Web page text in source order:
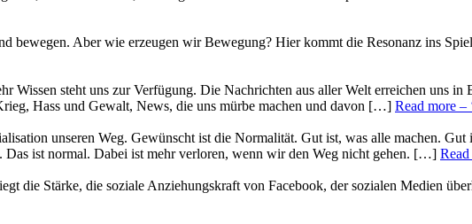
bewegen. Aber wie erzeugen wir Bewegung? Hier kommt die Resonanz ins
Wissen steht uns zur Verfügung. Die Nachrichten aus aller Welt erreichen uns in
Hass und Gewalt, News, die uns mürbe machen und davon […] Read more –
unseren Weg. Gewünscht ist die Normalität. Gut ist, was alle machen. Gut
ist normal. Dabei ist mehr verloren, wenn wir den Weg nicht gehen. […]
die Stärke, die soziale Anziehungskraft von Facebook, der sozialen Medien